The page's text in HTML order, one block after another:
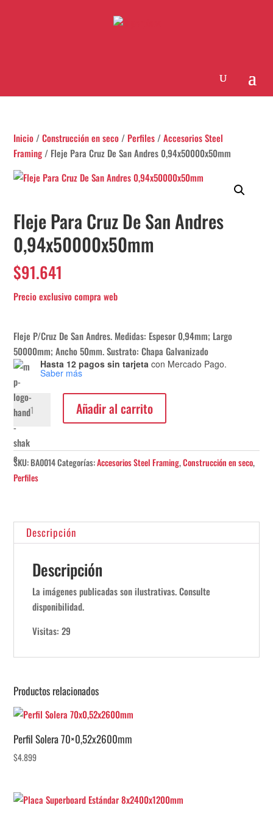
Inicio /Construcción en seco / Perfiles /Accesorios Steel
Framing / Fleje Para Cruz De San Andres 0,94x50000x50mm
Fleje Para Cruz De San Andres
0,94x50000x50mm
$91.641
Fleje P/Cruz De San Andres. Medidas: Espesor 0,94mm; Largo
50000mm; Ancho 50mm. Sustrato: Chapa Galvanizado
Hasta 12 pagos sin tarjeta con Mercado Pago.
Saber más
Fleje
Para
Cruz
De
San
Andres
Añadir al carrito
SKU:BA0014Categorías:Accesorios Steel Framing,Construcción en seco,
Perfiles
Descripción
Descripción
La imágenes publicadas son ilustrativas. Consulte
disponibilidad.
Visitas: 29
Productos relacionados
Perfil Solera 70×0,52x2600mm
$4.899